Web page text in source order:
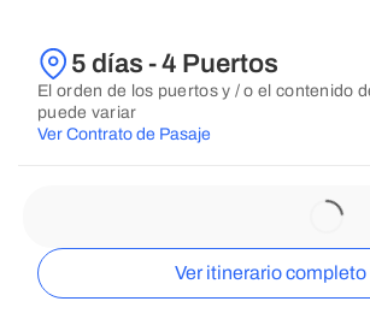
5 días - 4 Puertos
El orden de los puertos y / o el contenido
puede variar
Ver Contrato de Pasaje
Ver itinerario completo